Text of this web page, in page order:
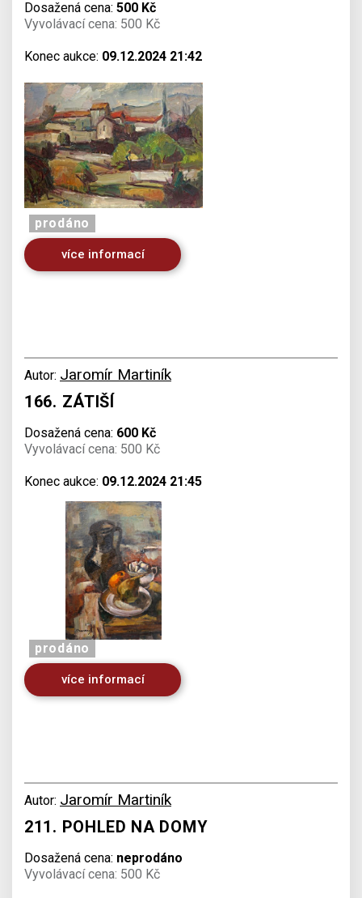
Dosažená cena: 500 Kč
Vyvolávací cena: 500 Kč
Konec aukce: 09.12.2024 21:42
prodáno
více informací
Autor: Jaromír Martiník
166. ZÁTIŠÍ
Dosažená cena: 600 Kč
Vyvolávací cena: 500 Kč
Konec aukce: 09.12.2024 21:45
prodáno
více informací
Autor: Jaromír Martiník
211. POHLED NA DOMY
Dosažená cena: neprodáno
Vyvolávací cena: 500 Kč